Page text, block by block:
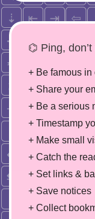
⌬ Ping, don’t
+ Be famous in
+ Share your
+ Be a serious
+ Timestamp
+ Make small
+ Catch the
+ Set links &
+ Save notices
+ Collect